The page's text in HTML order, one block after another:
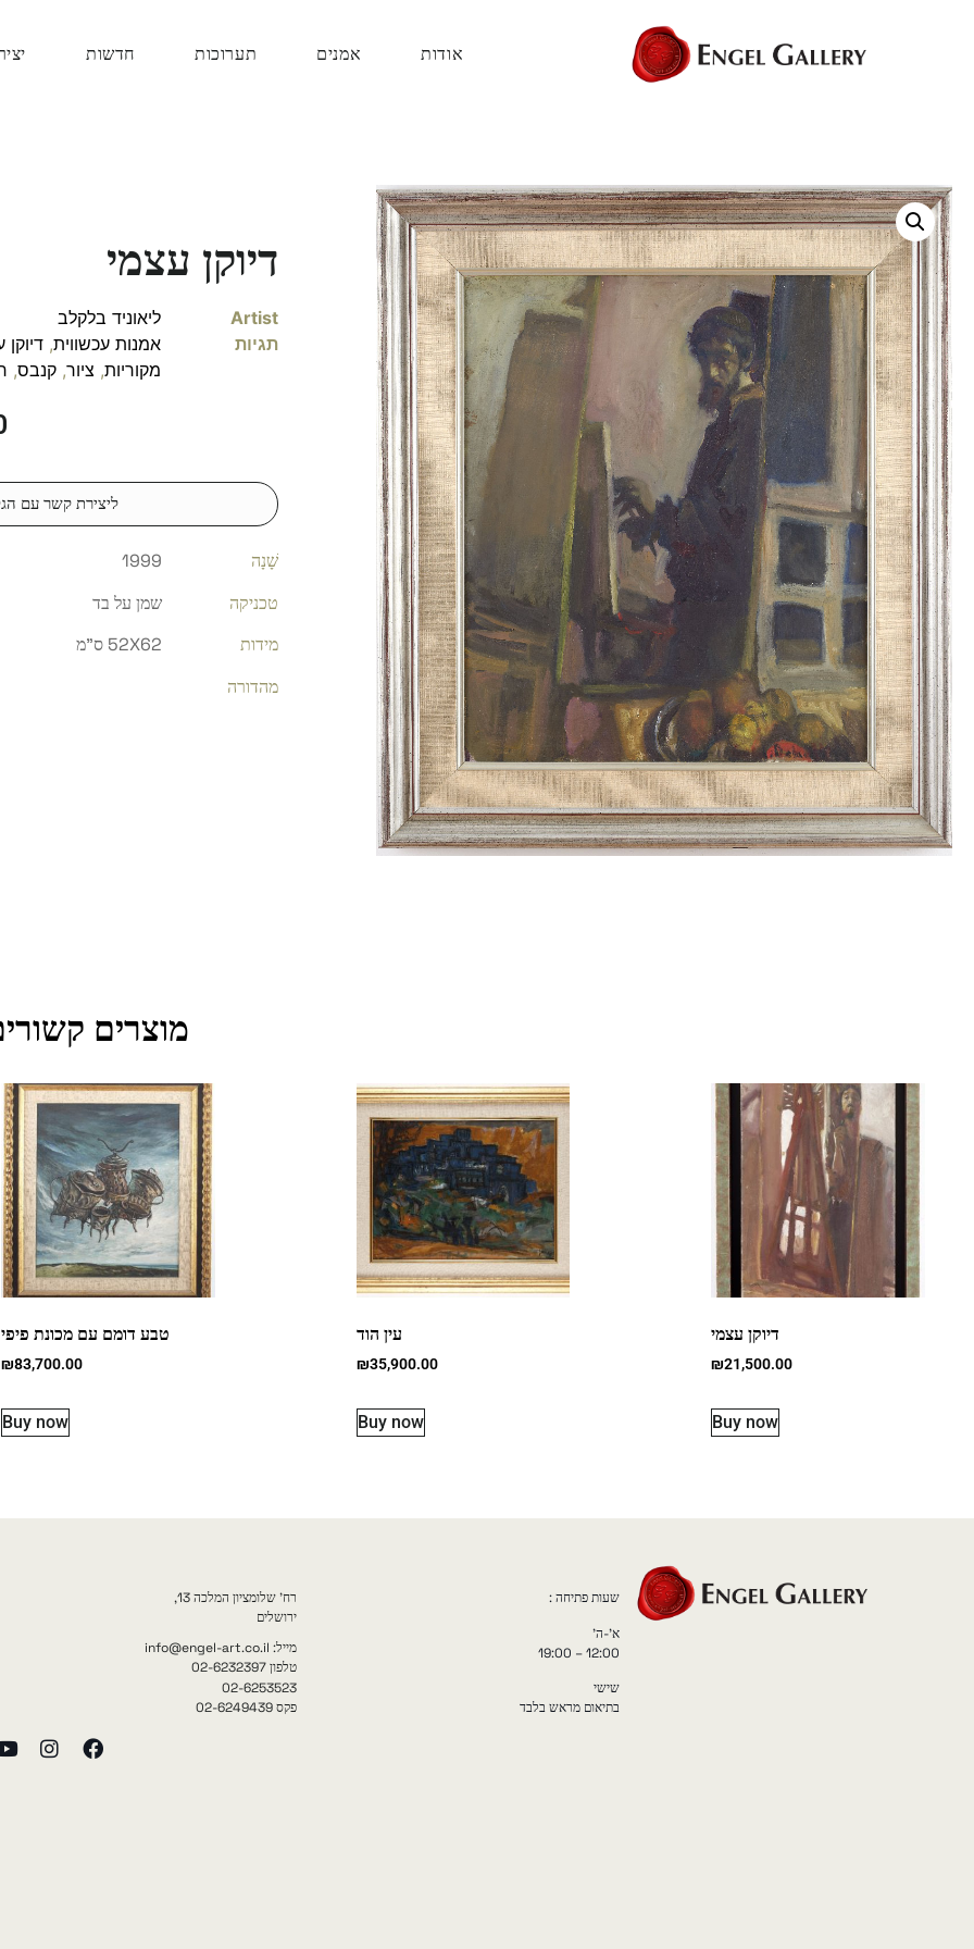
אודות אמנים תערוכות חדשות
דיוקן עצמי
Artist
ליאוניד בלקלב
תגיות
אמנות עכשווית, דיוקן
מקוריות, ציור, קנבס,
ליצירת קשר עם
שָׁנָה
1999
טכניקה
שמן על בד
מידות
52X62 ס"מ
מהדורה
מוצרים
דיוקן עצמי
₪21,500.00
Buy now
עין הוד
₪35,900.00
Buy now
טבע דומם עם מכונת פיפי
₪83,700.00
Buy now
שעות פתיחה :
א'-ה'
12:00 – 19:00
שישי
בתיאום מראש בלבד
רח' שלומציון המלכה 13,
ירושלים
מייל: info@engel-art.co.il
טלפון 02-6232397
02-6253523
פקס 02-6249439